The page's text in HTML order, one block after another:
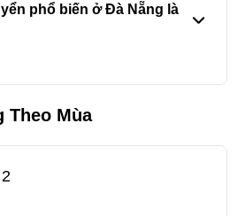
phổ biến ở Đà Nẵng là
Theo Mùa